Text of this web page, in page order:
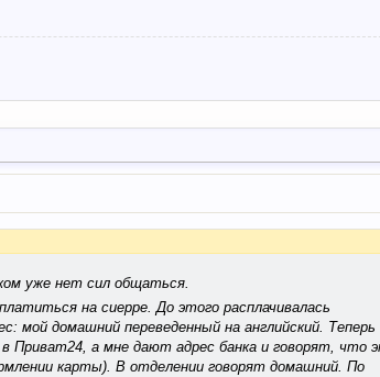
уже нет сил общаться.
на сиерре. До этого расплачивалась
мой домашний переведенный на английский. Теперь
Приват24, а мне дают адрес банка и говорят, что
карты). В отделении говорят домашний. По